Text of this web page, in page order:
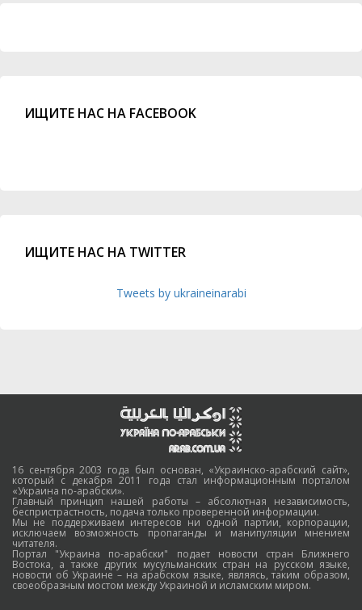
ИЩИТЕ НАС НА FACEBOOK
ИЩИТЕ НАС НА TWITTER
Tweets by ukraineinarabi
16 сентября 2003 года был основан, «Украинско-арабский сайт»,
который с декабря 2011 года стал информационным порталом
«Украина по-арабски».
Главный принцип нашей работы – абсолютная независимость,
беспристрастность, подача только проверенной информации.
Мы не поддерживаем интересов ни одной партии, корпорации,
исключаем возможность пропаганды и манипуляции мнением
читателя.
Портал "Украина по-арабски" подает новости стран Ближнего
Востока, а также других мусульманских стран на русском языке,
новости об Украине – на арабском языке, являясь, таким образом,
своеобразным мостом между Украиной и исламским миром.